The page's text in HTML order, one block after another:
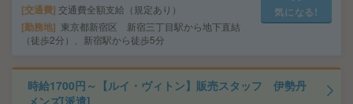
交通費 交通費全額支給（規定あり）
勤務地
東京都新宿区 新宿三丁目駅から地下直結
（徒歩2分）、新宿駅から徒歩5分
気になる!
時給1700円～【ルイ・ヴィトン】販売スタッフ 伊勢丹